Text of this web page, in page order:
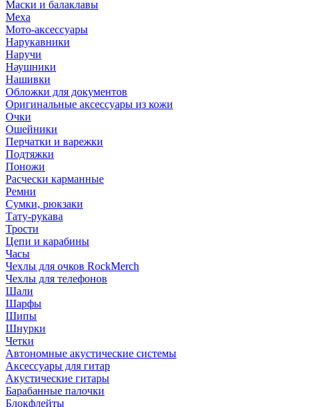
Маски и балаклавы
Меха
Мото-аксессуары
Нарукавники
Наручи
Наушники
Нашивки
Обложки для документов
Оригинальные аксессуары из кожи
Очки
Ошейники
Перчатки и варежки
Подтяжки
Поножи
Расчески карманные
Ремни
Сумки, рюкзаки
Тату-рукава
Трости
Цепи и карабины
Часы
Чехлы для очков RockMerch
Чехлы для телефонов
Шали
Шарфы
Шипы
Шнурки
Четки
Автономные акустические системы
Аксессуары для гитар
Акустические гитары
Барабанные палочки
Блокфлейты